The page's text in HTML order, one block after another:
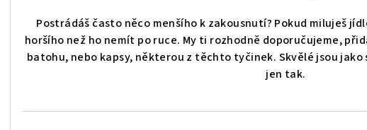
Postrádáš často něco menšího k zakousnutí? Pokud miluješ
horšího než ho nemít po ruce. My ti rozhodně doporučujeme,
batohu, nebo kapsy, některou z těchto tyčinek. Skvělé jsou jako
jen tak.